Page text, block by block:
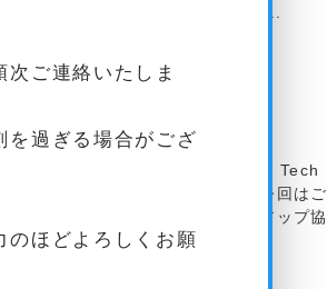
・共創イベントです。 第1回とな...
に登壇しました
トアップカンファレンス「SusHi Tech
カーとして登壇いたしました。 今回はご
ースにて、インパクトスタートアップ協
ョンに登壇させてい...
ご連絡いたしま
を過ぎる場合がござ
のほどよろしくお願